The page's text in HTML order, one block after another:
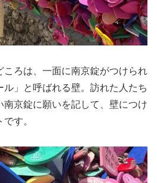
ころは、一面に南京錠がつけられ
」と呼ばれる壁。訪れた人たち
南京錠に願いを記して、壁につけ
す。